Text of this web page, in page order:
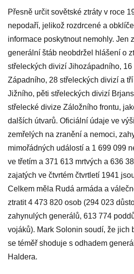
Přesně určit sovětské ztráty v roce
nepodaří, jelikož rozdrcené a
informace poskytnout nemohly. Jen
generální štáb neobdržel hlášení o
střeleckých divizí Jihozápadního,
Západního, 28 střeleckých divizí a
Jižního, pěti střeleckých divizí
střelecké divize Záložního frontu,
dalších útvarů. Oficiální údaje ve
zemřelých na zranění a nemoci,
mimořádných událostí a 1 699 099
ve třetím a 371 613 mrtvých a 636
zajatých ve čtvrtém čtvrtletí 1941
Celkem měla Rudá armáda a
ztratit 4 473 820 osob (294 023
zahynulých generálů, 613 774
vojáků). Mark Solonin soudí, že jich
se téměř shoduje s odhadem
Haldera.